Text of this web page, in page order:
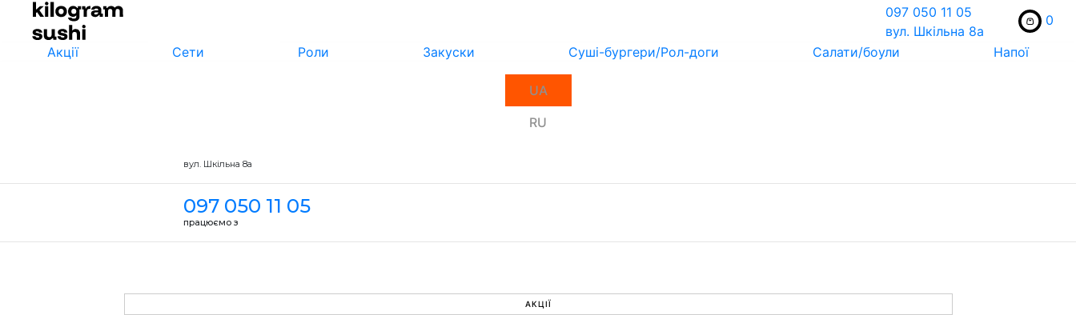
097 050 11 05
вул. Шкільна 8а
0
Акції Сети Роли Закуски Суші-бургери/Рол-доги Салати/боули Напої
UA
RU
вул. Шкільна 8а
097 050 11 05
працюємо з
АКЦІЇ